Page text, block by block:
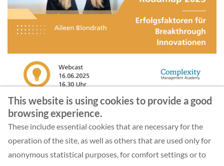
This website is using cookies to provide a good
browsing experience.
These include essential cookies that are necessary for the
operation of the site, as well as others that are used only for
anonymous statistical purposes, for comfort settings or to